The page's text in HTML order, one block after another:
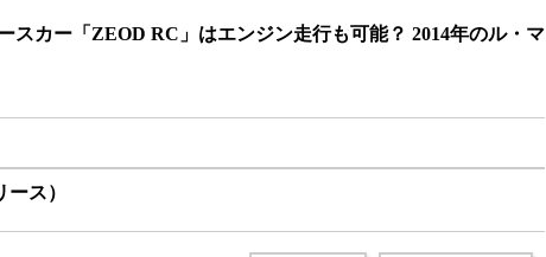
スカー「ZEOD RC」はエンジン走行も可能？ 2014年のル・マ
ス）